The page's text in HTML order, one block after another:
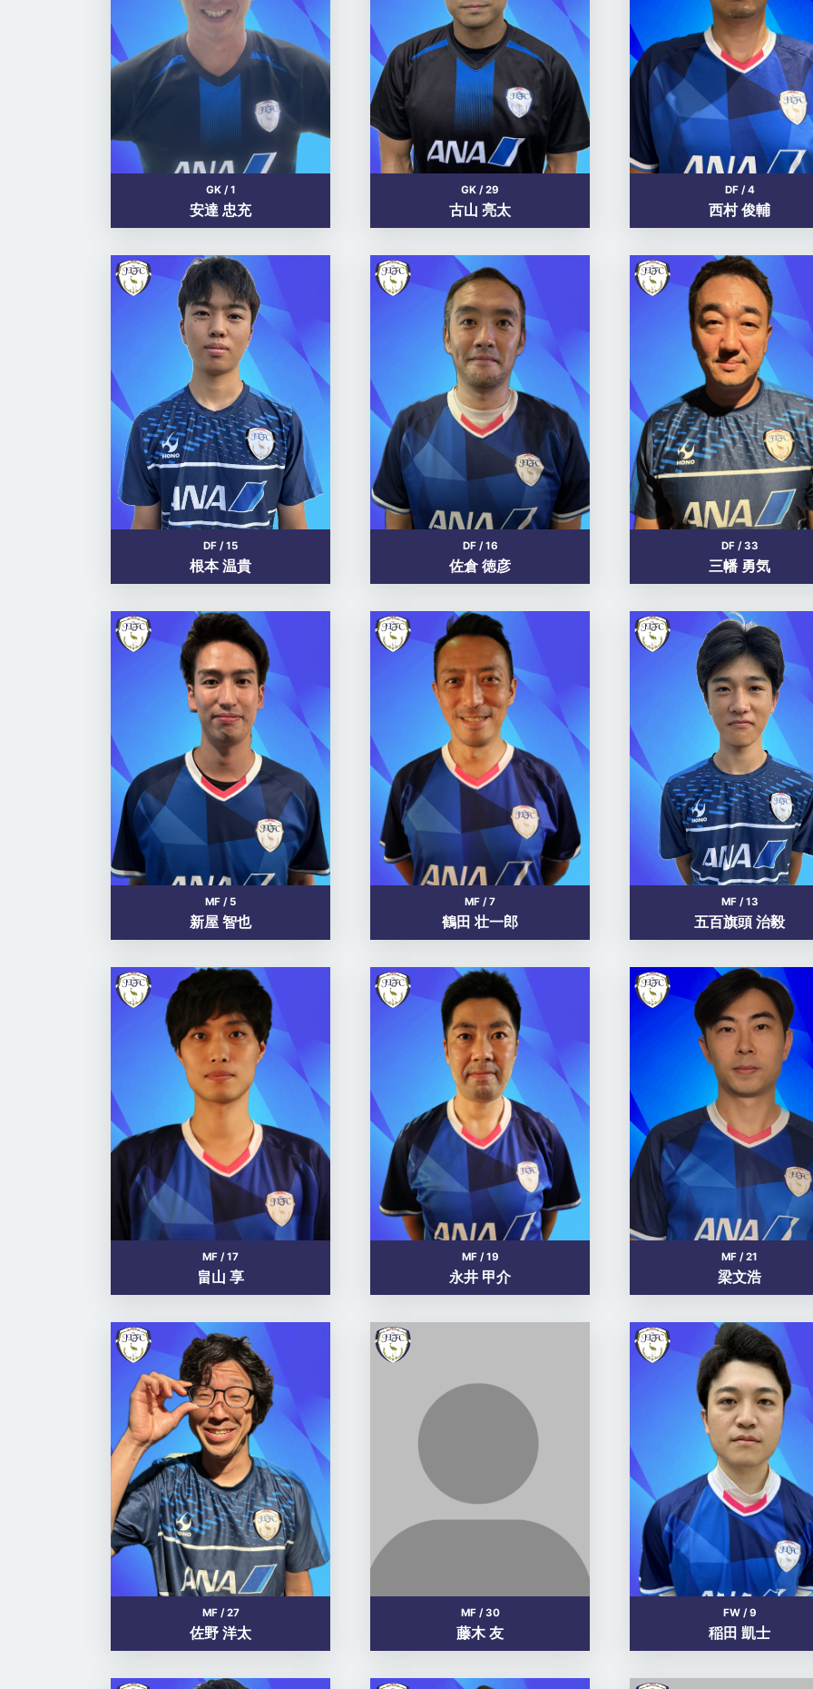
GK / 1
安達 忠充
GK / 29
古山 亮太
DF / 4
西村 俊輔
DF / 15
根本 温貴
DF / 16
佐倉 徳彦
DF / 33
三幡 勇気
MF / 5
新屋 智也
MF / 7
鶴田 壮一郎
MF / 13
五百旗頭 治毅
MF / 17
畠山 享
MF / 19
永井 甲介
MF / 21
梁文浩
MF / 27
佐野 洋太
MF / 30
藤木 友
FW / 9
稲田 凱士